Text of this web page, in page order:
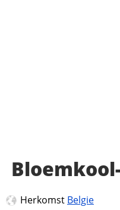
Herkomst Belgie